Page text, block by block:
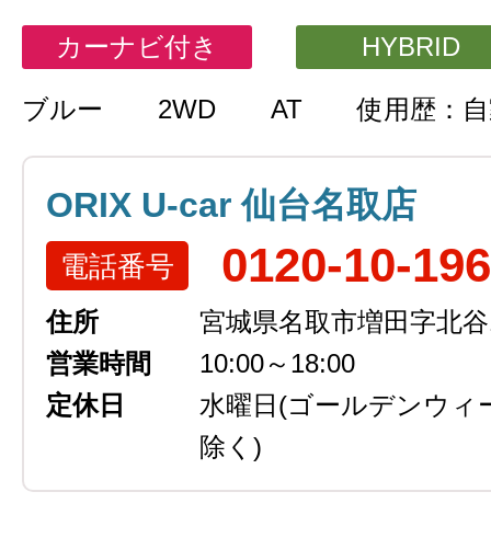
カーナビ付き HYBRID
ブルー 2WD AT 使用歴：
ORIX U-car 仙台名取店
電話番号 0120-10-
住所
宮城県名取市増田字北
営業時間
10:00～18:00
定休日
水曜日 (ゴールデンウィ
除く)